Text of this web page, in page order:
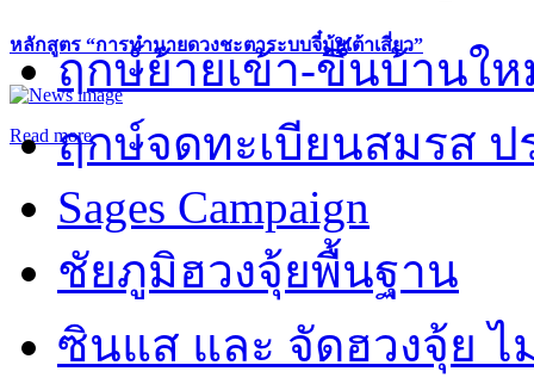
หลักสูตร “การทำนายดวงชะตาระบบจี๋มุ้ยเต้าเสี่ยว”
Read more
ฤกษ์ย้ายเข้า-ขึ้นบ้านให
ฤกษ์จดทะเบียนสมรส ป
Sages Campaign
ชัยภูมิฮวงจุ้ยพื้นฐาน
ซินแส และ จัดฮวงจุ้ย ไ